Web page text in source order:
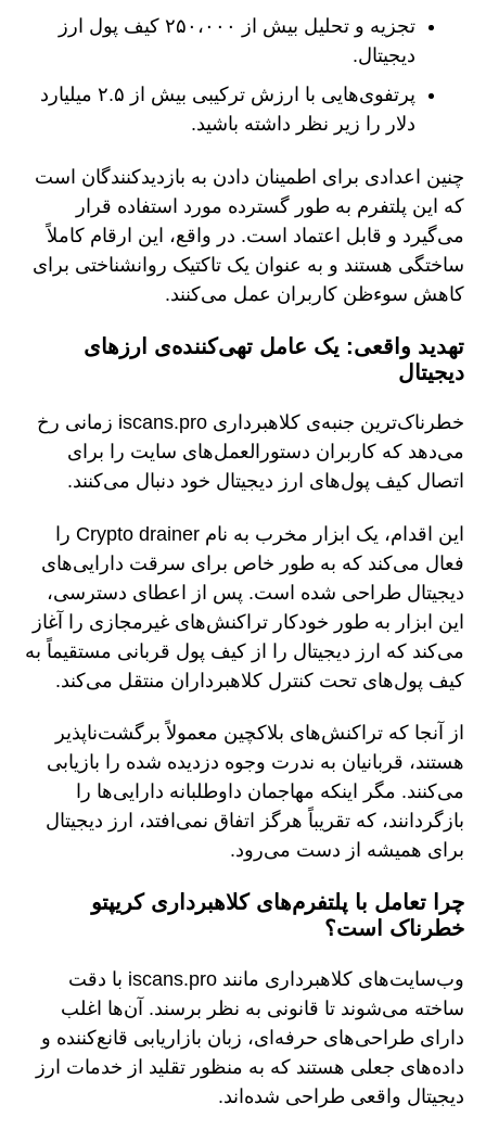
تجزیه و تحلیل بیش از ۲۵۰،۰۰۰ کیف پول ارز
دیجیتال.
پرتفوی‌هایی با ارزش ترکیبی بیش از ۲.۵ میلیارد
دلار را زیر نظر داشته باشید.
چنین اعدادی برای اطمینان دادن به بازدیدکنندگان است
که این پلتفرم به طور گسترده مورد استفاده قرار
می‌گیرد و قابل اعتماد است. در واقع، این ارقام کاملاً
ساختگی هستند و به عنوان یک تاکتیک روانشناختی برای
کاهش سوءظن کاربران عمل می‌کنند.
تهدید واقعی: یک عامل تهی‌کننده‌ی ارزهای
دیجیتال
خطرناک‌ترین جنبه‌ی کلاهبرداری iscans.pro زمانی رخ
می‌دهد که کاربران دستورالعمل‌های سایت را برای
اتصال کیف پول‌های ارز دیجیتال خود دنبال می‌کنند.
این اقدام، یک ابزار مخرب به نام Crypto drainer را
فعال می‌کند که به طور خاص برای سرقت دارایی‌های
دیجیتال طراحی شده است. پس از اعطای دسترسی،
این ابزار به طور خودکار تراکنش‌های غیرمجازی را آغاز
می‌کند که ارز دیجیتال را از کیف پول قربانی مستقیماً به
کیف پول‌های تحت کنترل کلاهبرداران منتقل می‌کند.
از آنجا که تراکنش‌های بلاکچین معمولاً برگشت‌ناپذیر
هستند، قربانیان به ندرت وجوه دزدیده شده را بازیابی
می‌کنند. مگر اینکه مهاجمان داوطلبانه دارایی‌ها را
بازگردانند، که تقریباً هرگز اتفاق نمی‌افتد، ارز دیجیتال
برای همیشه از دست می‌رود.
چرا تعامل با پلتفرم‌های کلاهبرداری کریپتو
خطرناک است؟
وب‌سایت‌های کلاهبرداری مانند iscans.pro با دقت
ساخته می‌شوند تا قانونی به نظر برسند. آن‌ها اغلب
دارای طراحی‌های حرفه‌ای، زبان بازاریابی قانع‌کننده و
داده‌های جعلی هستند که به منظور تقلید از خدمات ارز
دیجیتال واقعی طراحی شده‌اند.